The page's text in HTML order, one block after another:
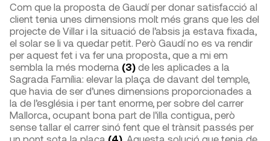
Com que la proposta de Gaudí per donar satisfacció al
client tenia unes dimensions molt més grans que les del
projecte de Villar i la situació de l’absis ja estava fixada,
el solar se li va quedar petit. Però Gaudí no es va rendir
per aquest fet i va fer una proposta, que a mi em
sembla la més moderna (3) de les aplicades a la
Sagrada Família: elevar la plaça de davant del temple,
que havia de ser d’unes dimensions proporcionades a
la de l’església i per tant enorme, per sobre del carrer
Mallorca, ocupant bona part de l’illa contigua, però
sense tallar el carrer sinó fent que el trànsit passés per
un pont sota la plaça (4). Aquesta solució que tenia de